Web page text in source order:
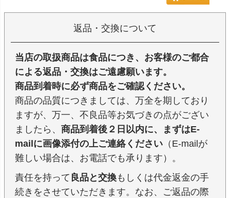
返品・交換について
当店の取扱商品は食品につき、お客様のご都合
による返品・交換はご遠慮願います。
商品到着時に必ず商品をご確認ください。
商品の品質につきましては、万全を期しており
ますが、万一、不良品等お気づきの点がござい
ましたら、 商品到着後２日以内に、まずはE-
mailに画像添付の上ご連絡ください （E-mailが
難しい場合は、お電話でも承ります）。
責任を持って 良品と交換もしくは代金返金の手
続きをさせていただきます。なお、ご返品の際